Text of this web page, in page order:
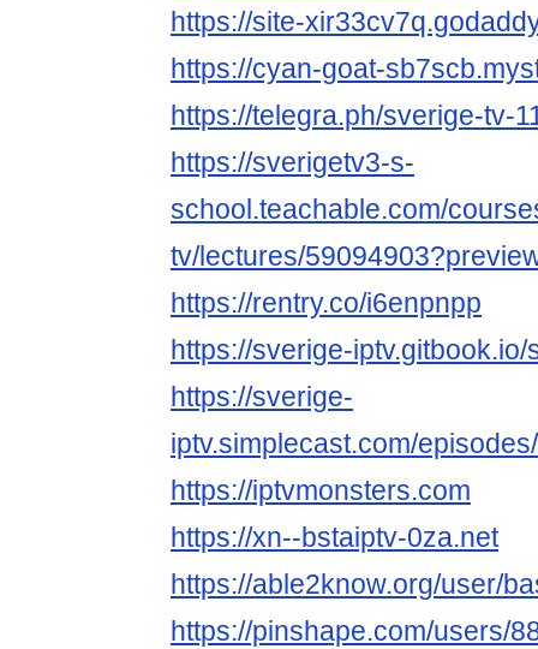
https://site-
https://cyan-goat-
https://telegra.ph/sverige-tv-
https://sverigetv3-s-
school.teachable.com/
tv/lectures/
https://rentry.co/i6enpnpp
https://sverige-
https://sverige-
iptv.simplecast.com/
https://iptvmonsters.com
https://xn--bstaiptv-0za.net
https://able2know.org/user/
https://pinshape.com/users/